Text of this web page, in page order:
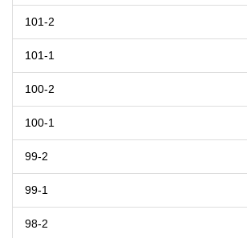
101-2
101-1
100-2
100-1
99-2
99-1
98-2